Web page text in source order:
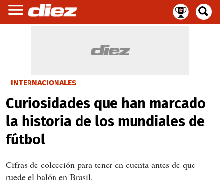
INTERNACIONALES
Curiosidades que han marcado
la historia de los mundiales de
fútbol
Cifras de colección para tener en cuenta antes de que
ruede el balón en Brasil.